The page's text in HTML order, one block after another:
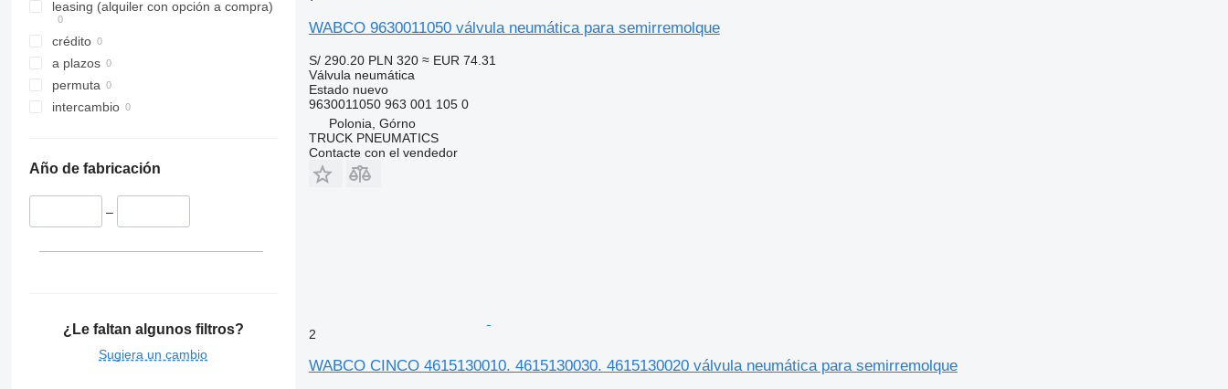
leasing (alquiler con opción a compra)
crédito
a plazos
permuta
intercambio
Año de fabricación
–
¿Le faltan algunos filtros?
Sugiera un cambio
WABCO 9630011050 válvula neumática para semirremolque
S/ 290.20 PLN 320 ≈ EUR 74.31
Válvula neumática
Estadonuevo
9630011050 963 001 105 0
Polonia, Górno
TRUCK PNEUMATICS
Contacte con el vendedor
2
WABCO CINCO 4615130010. 4615130030. 4615130020 válvula neumática para semirremolque